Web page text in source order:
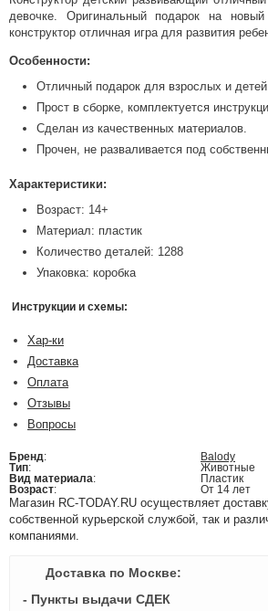
девочке. Оригинальный подарок на
конструктор отличная игра для развития
Особенности:
Отличный подарок для взрослых и
Прост в сборке, комплектуется
Сделан из качественных материалов.
Прочен, не разваливается под
Характеристики:
Возраст: 14+
Материал: пластик
Количество деталей: 1288
Упаковка: коробка
Инструкции и схемы:
Хар-ки
Доставка
Оплата
Отзывы
Вопросы
Бренд:
Balody
Тип:
Животные
Вид материала:
Пластик
Возраст: От 14 лет
Магазин RC-TODAY.RU осуществляет
собственной курьерской службой, так и
компаниями.
Доставка по Москве:
- Пункты выдачи СДЕК